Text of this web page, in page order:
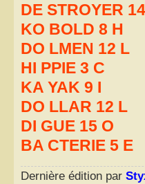
DE STROYER
KO BOLD 8 H
DO LMEN 12 L
HI PPIE 3 C
KA YAK 9 I
DO LLAR 12 L
DI GUE 15 O
BA CTERIE 5 E
Dernière édition par